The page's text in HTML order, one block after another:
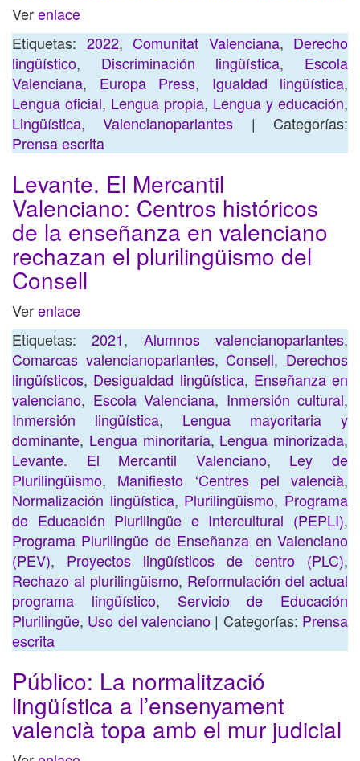
Verenlace
Etiquetas: 2022, Comunitat Valenciana, Derecho
lingüístico, Discriminación lingüística, Escola
Valenciana, Europa Press, Igualdad lingüística,
Lengua oficial, Lengua propia, Lengua y educación,
Lingüística,Valencianoparlantes | Categorías:
Prensa escrita
Levante. El Mercantil
Valenciano: Centros históricos
de la enseñanza en valenciano
rechazan el plurilingüismo del
Consell
Verenlace
Etiquetas:2021, Alumnos valencianoparlantes,
Comarcas valencianoparlantes,Consell, Derechos
lingüísticos, Desigualdad lingüística, Enseñanza en
valenciano, Escola Valenciana, Inmersión cultural,
Inmersión lingüística, Lengua mayoritaria y
dominante, Lengua minoritaria, Lengua minorizada,
Levante. El Mercantil Valenciano, Ley de
Plurilingüismo, Manifiesto ‘Centres pel valencià,
Normalización lingüística, Plurilingüismo, Programa
de Educación Plurilingüe e Intercultural (PEPLI),
Programa Plurilingüe de Enseñanza en Valenciano
(PEV), Proyectos lingüísticos de centro (PLC),
Rechazo al plurilingüismo, Reformulación del actual
programa lingüístico, Servicio de Educación
Plurilingüe, Uso del valenciano | Categorías: Prensa
escrita
Público: La normalització
lingüística a l’ensenyament
valencià topa amb el mur judicial